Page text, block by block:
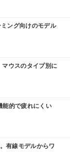
ング向けのモデル
ウスのタイプ別に
能的で疲れにくい
有線モデルからワ